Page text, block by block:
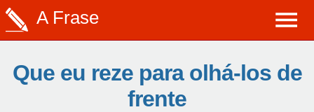
A Frase
Que eu reze para olhá-los de
frente